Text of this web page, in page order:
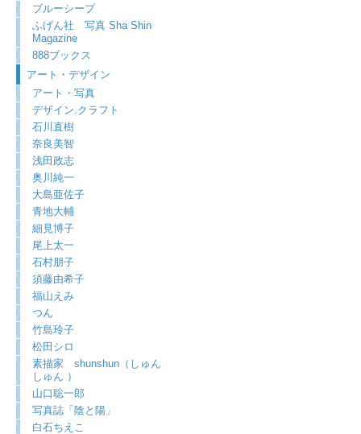
ブルーシープ
ふげん社 写真 Sha Shin
Magazine
888ブックス
アート・デザイン
アート・写真
デザイン.クラフト
石川直樹
奈良美智
浅田政志
奥川純一
大島亜佐子
青地大輔
細見博子
尾上太一
石村朋子
須藤由希子
福山えみ
つん
竹島玲子
松田シロ
素描家 shunshun（しゅん
しゅん ）
山口聡一郎
写真誌「陰と陽」
白石ちえこ